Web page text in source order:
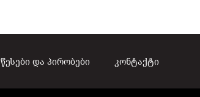
წესები და პირობები კონტაქტი